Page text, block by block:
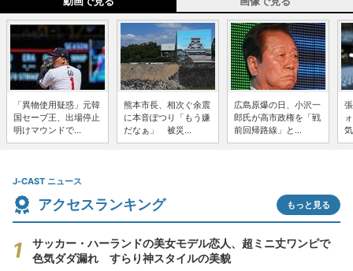
「異物使用疑惑」元韓
国セーブ王、出場停止
明けマウンドで...
熊本市長、相次ぐ余震
に本音ぽつり「もう嫌
だなぁ」 被災...
広島原爆の日、小沢一
郎氏が高市政権を「戦
前回帰路線」と...
J-CAST ニュース
アクセスランキング もっと見る
サッカー・ハーランドの美女モデル恋人、超ミニ丈ワンピで
色気ダダ漏れ すらり神スタイルの美貌